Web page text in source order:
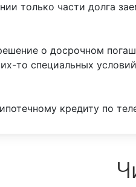
только части долга
о досрочном
то специальных
кредиту по